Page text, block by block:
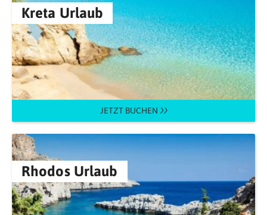
Kreta Urlaub
JETZT BUCHEN
Rhodos Urlaub